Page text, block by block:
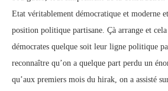
Etat véritablement démocratique et moderne
position politique partisane. Çà arrange et
démocrates quelque soit leur ligne politique
reconnaître qu’on a quelque part perdu un
qu’aux premiers mois du hirak, on a assisté